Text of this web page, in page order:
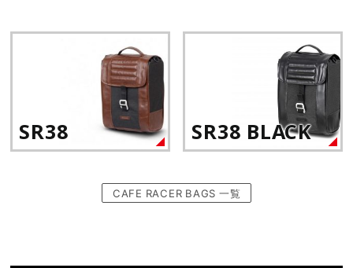
SR38 SR38 BLACK
CAFE RACER BAGS 一覧